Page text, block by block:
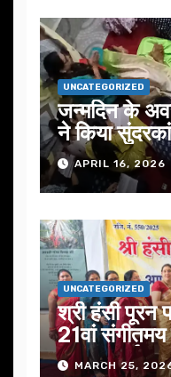
UNCATEGORIZED
जन्मदिन के
ने किया
APRIL 16, 2026
UNCATEGORIZED
श्री हंसी पूरन
21वां
सफलतापूर्वक
MARCH 25,